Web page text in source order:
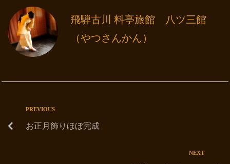
飛騨古川 料亭旅館 八ツ三館
（やつさんかん）
PREVIOUS
お正月飾りほぼ完成
NEXT